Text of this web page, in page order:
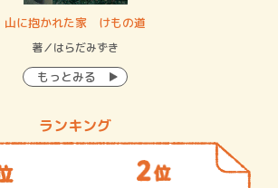
山に抱かれた家 けもの道
著／はらだみずき
もっとみる
ランキング